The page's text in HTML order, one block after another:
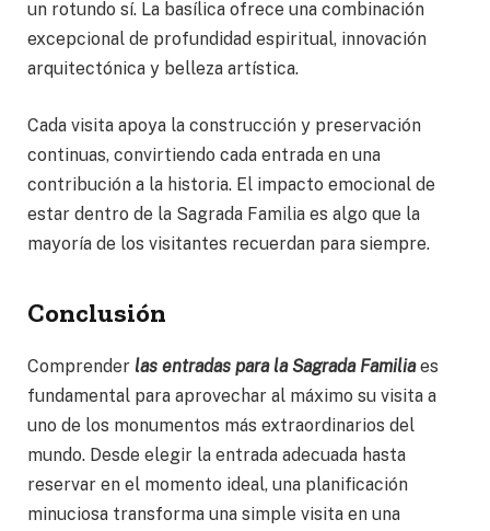
un rotundo sí. La basílica ofrece una combinación
excepcional de profundidad espiritual, innovación
arquitectónica y belleza artística.
Cada visita apoya la construcción y preservación
continuas, convirtiendo cada entrada en una
contribución a la historia. El impacto emocional de
estar dentro de la Sagrada Familia es algo que la
mayoría de los visitantes recuerdan para siempre.
Conclusión
Comprender las entradas para la Sagrada Familiaes
fundamental para aprovechar al máximo su visita a
uno de los monumentos más extraordinarios del
mundo. Desde elegir la entrada adecuada hasta
reservar en el momento ideal, una planificación
minuciosa transforma una simple visita en una